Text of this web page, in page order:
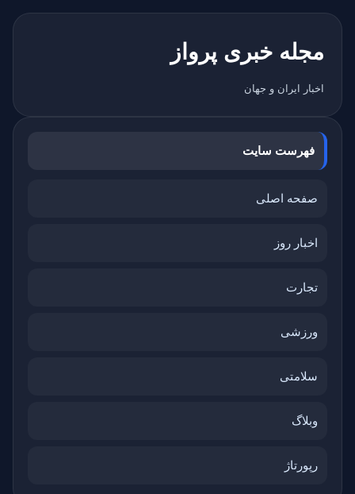
مجله خبری پرواز
اخبار ایران و جهان
فهرست سایت
صفحه اصلی
اخبار روز
تجارت
ورزشی
سلامتی
وبلاگ
رپورتاژ